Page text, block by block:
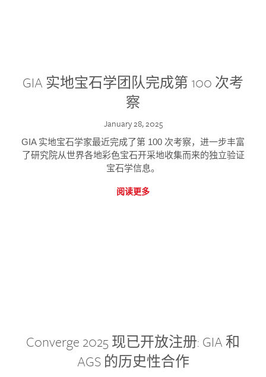
GIA 实地宝石学团队完成第 100 次考
察
January 28, 2025
GIA 实地宝石学家最近完成了第 100 次考察，进一步丰富
了研究院从世界各地彩色宝石开采地收集而来的独立验证
宝石学信息。
阅读更多
Converge 2025 现已开放注册: GIA 和
AGS 的历史性合作